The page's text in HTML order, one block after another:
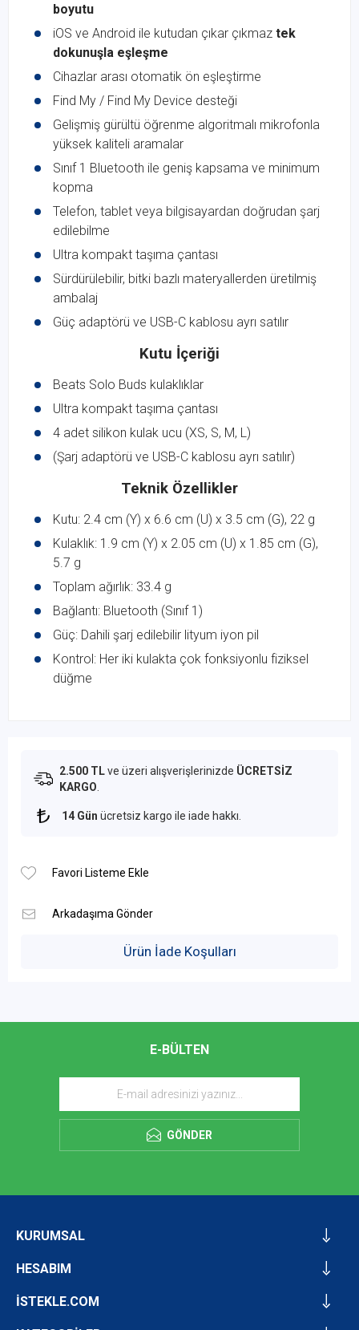
boyutu
iOS ve Android ile kutudan çıkar çıkmaz tek
dokunuşla eşleşme
Cihazlar arası otomatik ön eşleştirme
Find My / Find My Device desteği
Gelişmiş gürültü öğrenme algoritmalı mikrofonla
yüksek kaliteli aramalar
Sınıf 1 Bluetooth ile geniş kapsama ve minimum
kopma
Telefon, tablet veya bilgisayardan doğrudan şarj
edilebilme
Ultra kompakt taşıma çantası
Sürdürülebilir, bitki bazlı materyallerden üretilmiş
ambalaj
Güç adaptörü ve USB-C kablosu ayrı satılır
Kutu İçeriği
Beats Solo Buds kulaklıklar
Ultra kompakt taşıma çantası
4 adet silikon kulak ucu (XS, S, M, L)
(Şarj adaptörü ve USB-C kablosu ayrı satılır)
Teknik Özellikler
Kutu: 2.4 cm (Y) x 6.6 cm (U) x 3.5 cm (G), 22 g
Kulaklık: 1.9 cm (Y) x 2.05 cm (U) x 1.85 cm (G),
5.7 g
Toplam ağırlık: 33.4 g
Bağlantı: Bluetooth (Sınıf 1)
Güç: Dahili şarj edilebilir lityum iyon pil
Kontrol: Her iki kulakta çok fonksiyonlu fiziksel
düğme
2.500 TLve üzeri alışverişlerinizde ÜCRETSİZ
KARGO
14 Gün ücretsiz kargo ile iade hakkı.
Ürün İade Koşulları
E-BÜLTEN
GÖNDER
KURUMSAL
HESABIM
İSTEKLE.COM